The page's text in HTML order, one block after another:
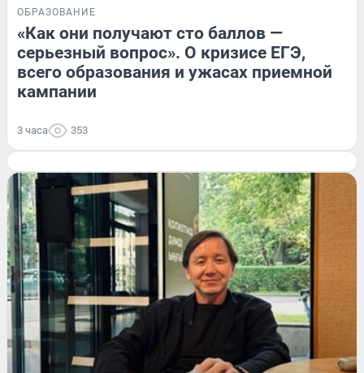
ОБРАЗОВАНИЕ
«Как они получают сто баллов —
серьезный вопрос». О кризисе ЕГЭ,
всего образования и ужасах приемной
кампании
3 часа 353